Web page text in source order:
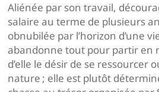
Aliénée par son travail,
salaire au terme de plusieurs
obnubilée par l’horizon d’une
abandonne tout pour partir en
d’elle le désir de se ressourcer
nature ; elle est plutôt